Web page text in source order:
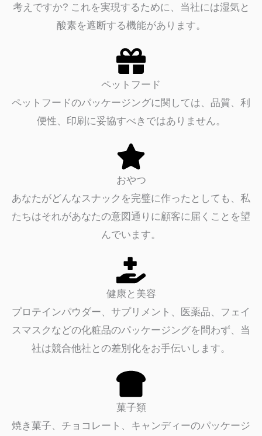
考えですか? これを実現するために、当社には湿気と
酸素を遮断する機能があります。
ペットフード
ペットフードのパッケージングに関しては、品質、利
便性、印刷に妥協すべきではありません。
おやつ
あなたがどんなスナックを完璧に作ったとしても、私
たちはそれがあなたの意図通りに顧客に届くことを望
んでいます。
健康と美容
プロテインパウダー、サプリメント、医薬品、フェイ
スマスクなどの化粧品のパッケージングを問わず、当
社は競合他社との差別化をお手伝いします。
菓子類
焼き菓子、チョコレート、キャンディーのパッケージ